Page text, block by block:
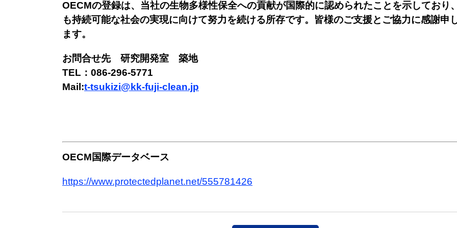
OECMの登録は、当社の生物多様性保全への貢献が国際的に認められたことを示しており
も持続可能な社会の実現に向けて努力を続ける所存です。皆様のご支援とご協力に感謝申
ます。
お問合せ先　研究開発室　築地
TEL：086-296-5771
Mail:t-tsukizi@kk-fuji-clean.jp
OECM国際データベース
https://www.protectedplanet.net/555781426